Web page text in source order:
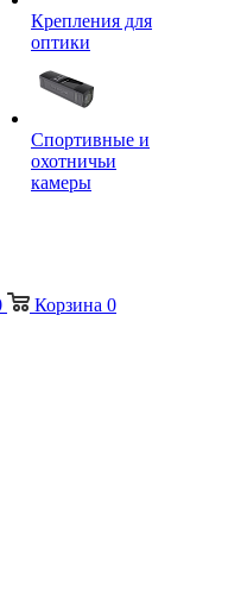
Крепления для
оптики
Спортивные и
охотничьи
камеры
Корзина 0